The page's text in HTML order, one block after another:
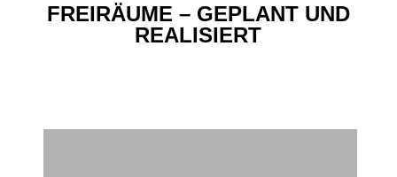
FREIRÄUME – GEPLANT UND
REALISIERT